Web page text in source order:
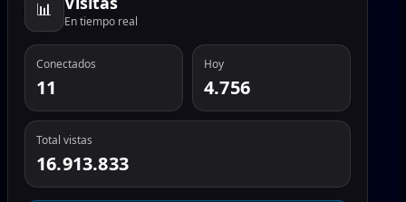
📊
En tiempo real
Conectados
11
Hoy
4.756
Total vistas
16.913.833